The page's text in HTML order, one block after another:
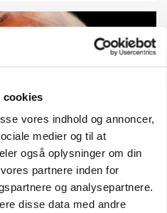
cookies
vores indhold og annoncer,
medier og til at
også oplysninger om din
partnere inden for
og analysepartnere.
disse data med andre
for Power-to-X-arbejde